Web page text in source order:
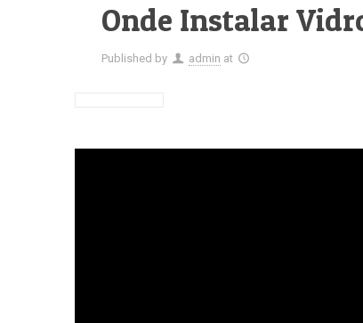
Onde Instalar
Published by admin at